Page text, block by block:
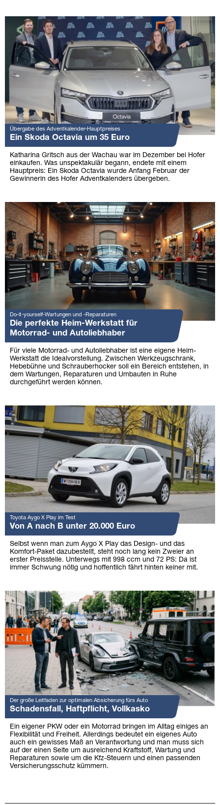
Übergabe des Adventkalender-Hauptpreises
Ein Skoda Octavia um 35 Euro
Katharina Gritsch aus der Wachau war im Dezember bei Hofer
einkaufen. Was unspektakulär begann, endete mit einem
Hauptpreis: Ein Skoda Octavia wurde Anfang Februar der
Gewinnerin des Hofer Adventkalenders übergeben.
Do-it-yourself-Wartungen und -Reparaturen
Die perfekte Heim-Werkstatt für
Motorrad- und Autoliebhaber
Für viele Motorrad- und Autoliebhaber ist eine eigene Heim-
Werkstatt die Idealvorstellung. Zwischen Werkzeugschrank,
Hebebühne und Schrauberhocker soll ein Bereich entstehen, in
dem Wartungen, Reparaturen und Umbauten in Ruhe
durchgeführt werden können.
Toyota Aygo X Play im Test
Von A nach B unter 20.000 Euro
Selbst wenn man zum Aygo X Play das Design- und das
Komfort-Paket dazubestellt, steht noch lang kein Zweier an
erster Preisstelle. Unterwegs mit 998 ccm und 72 PS: Da ist
immer Schwung nötig und hoffentlich fährt hinten keiner mit.
Der große Leitfaden zur optimalen Absicherung fürs Auto
Schadensfall, Haftpflicht, Vollkasko
Ein eigener PKW oder ein Motorrad bringen im Alltag einiges an
Flexibilität und Freiheit. Allerdings bedeutet ein eigenes Auto
auch ein gewisses Maß an Verantwortung und man muss sich
auf der einen Seite um ausreichend Kraftstoff, Wartung und
Reparaturen sowie um die Kfz-Steuern und einen passenden
Versicherungsschutz kümmern.